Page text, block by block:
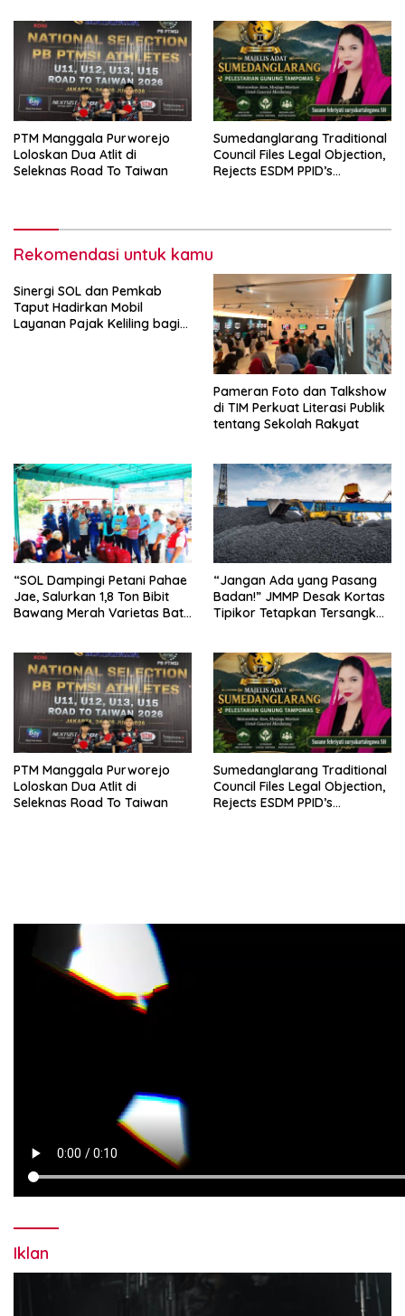
PTM Manggala Purworejo
Loloskan Dua Atlit di
Seleknas Road To Taiwan
Sumedanglarang Traditional
Council Files Legal Objection,
Rejects ESDM PPID’s
Rekomendasi untuk kamu
Sinergi SOL dan Pemkab
Taput Hadirkan Mobil
Layanan Pajak Keliling bagi
Pameran Foto dan Talkshow
di TIM Perkuat Literasi Publik
tentang Sekolah Rakyat
“SOL Dampingi Petani Pahae
Jae, Salurkan 1,8 Ton Bibit
Bawang Merah Varietas Batu
“Jangan Ada yang Pasang
Badan!” JMMP Desak Kortas
Tipikor Tetapkan Tersangka
PTM Manggala Purworejo
Loloskan Dua Atlit di
Seleknas Road To Taiwan
Sumedanglarang Traditional
Council Files Legal Objection,
Rejects ESDM PPID’s
Iklan